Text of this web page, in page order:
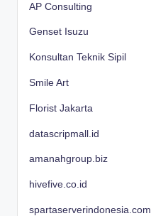
AP Consulting
Genset Isuzu
Konsultan Teknik Sipil
Smile Art
Florist Jakarta
datascripmall.id
amanahgroup.biz
hivefive.co.id
spartaserverindonesia.com